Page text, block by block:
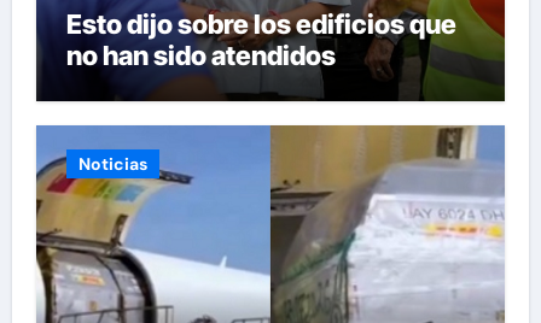
Esto dijo sobre los edificios que
no han sido atendidos
Noticias